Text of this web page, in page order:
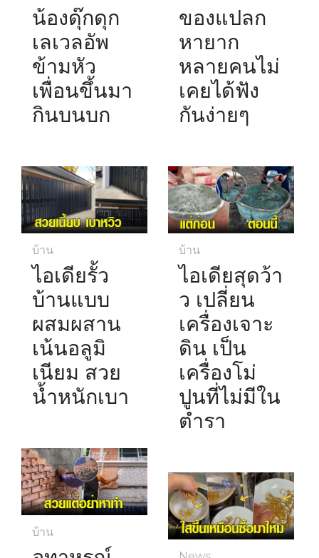
น้องดุ๊กดุก
เลเวลอัพ
ข้ามหัว
เพื่อนขึ้นมา
กินบนบก
ของแปลก
หายาก
หลายคนไม่
เคยได้ฟัง
กันง่ายๆ
บ้าน
ไอเดียรั้ว
บ้านแบบ
ผสมผสาน
เน้นอลูมิ
เนียม สวย
น้ำหนักเบา
บ้าน
ไอเดียสุดว้า
ว เปลี่ยน
เครื่องเจาะ
ดิน เป็น
เครื่องโม่
ปูนที่ไม่มีใน
ตำรา
บ้าน